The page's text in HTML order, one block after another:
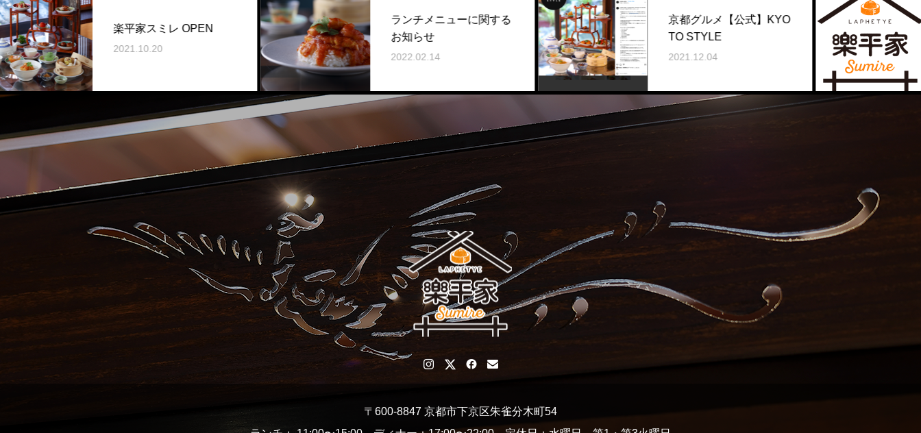
楽平家スミレ OPEN
2021.10.20
ランチメニューに関する
お知らせ
2022.02.14
京都グルメ【公式】KYO
TO STYLE
2021.12.04
11
ます
〒600-8847 京都市下京区朱雀分木町54